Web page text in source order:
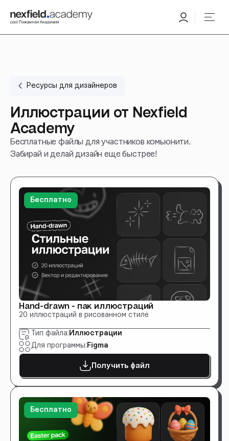
Ресурсы для дизайнеров
Иллюстрации от Nexfield
Academy
Бесплатные файлы для участников комьюнити.
Забирай и делай дизайн еще быстрее!
Бесплатно
Hand-drawn - пак иллюстраций
20 иллюстраций в рисованном стиле
Тип файла: Иллюстрации
Для программы: Figma
Получить файл
Бесплатно